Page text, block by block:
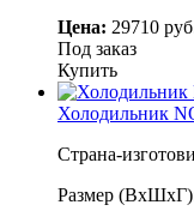
Цена: 29710
Под заказ
Купить
Холодильник
Страна-
Размер